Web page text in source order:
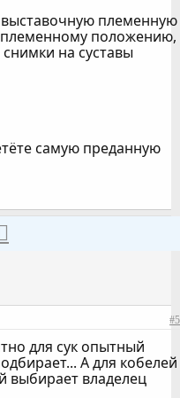
племенную
племенному положению,
на суставы
самую преданную
#5
для сук опытный
А для кобелей
выбирает владелец